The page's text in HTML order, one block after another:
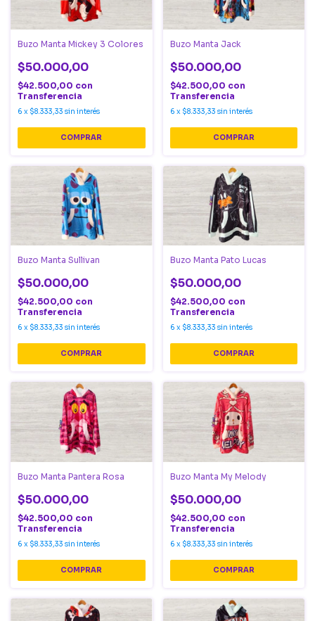
Buzo Manta Mickey 3 Colores
$50.000,00
$42.500,00 con
Transferencia
6 x $8.333,33 sin interés
COMPRAR
Buzo Manta Jack
$50.000,00
$42.500,00 con
Transferencia
6 x $8.333,33 sin interés
COMPRAR
Buzo Manta Sullivan
$50.000,00
$42.500,00 con
Transferencia
6 x $8.333,33 sin interés
COMPRAR
Buzo Manta Pato Lucas
$50.000,00
$42.500,00 con
Transferencia
6 x $8.333,33 sin interés
COMPRAR
Buzo Manta Pantera Rosa
$50.000,00
$42.500,00 con
Transferencia
6 x $8.333,33 sin interés
COMPRAR
Buzo Manta My Melody
$50.000,00
$42.500,00 con
Transferencia
6 x $8.333,33 sin interés
COMPRAR